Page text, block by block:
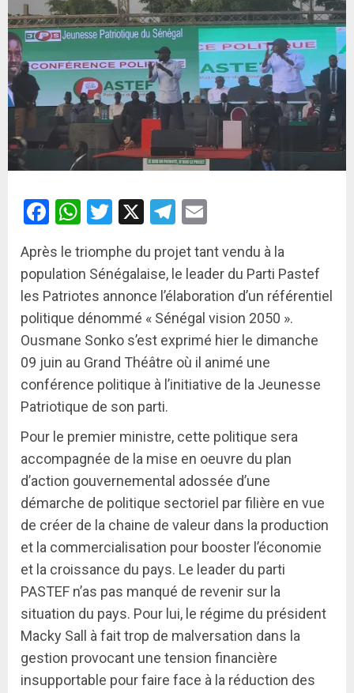
Facebook
WhatsApp
Twitter
X Telegram
Après le triomphe du projet tant vendu à la
population Sénégalaise, le leader du Parti Pastef
les Patriotes annonce l’élaboration d’un référentiel
politique dénommé « Sénégal vision 2050 ».
Ousmane Sonko s’est exprimé hier le dimanche
09 juin au Grand Théâtre où il animé une
conférence politique à l’initiative de la Jeunesse
Patriotique de son parti.
Pour le premier ministre, cette politique sera
accompagnée de la mise en oeuvre du plan
d’action gouvernemental adossée d’une
démarche de politique sectoriel par filière en vue
de créer de la chaine de valeur dans la production
et la commercialisation pour booster l’économie
et la croissance du pays. Le leader du parti
PASTEF n’as pas manqué de revenir sur la
situation du pays. Pour lui, le régime du président
Macky Sall à fait trop de malversation dans la
gestion provocant une tension financière
insupportable pour faire face à la réduction des